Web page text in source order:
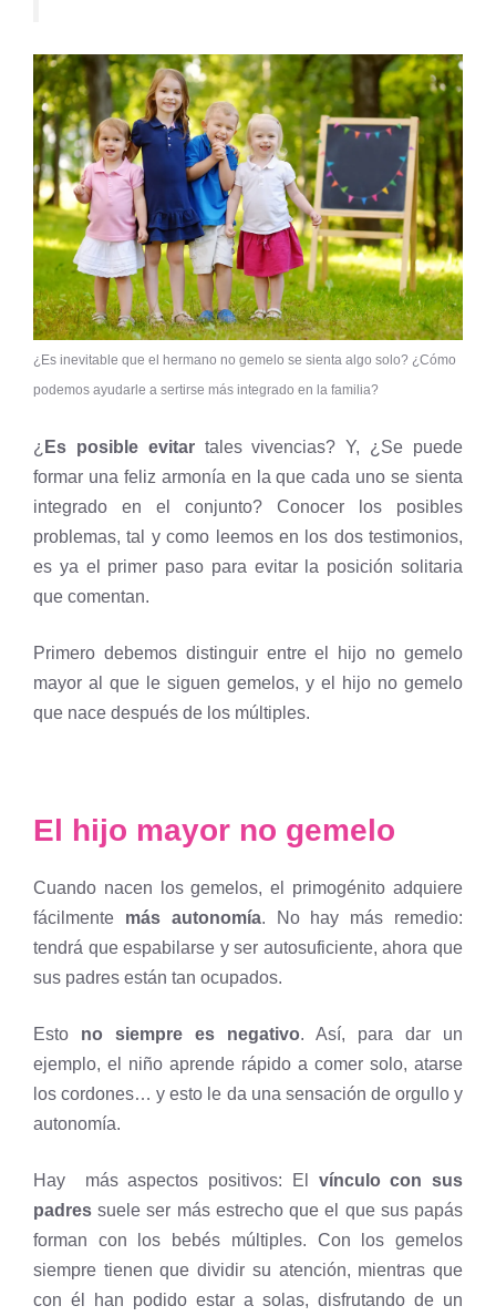
¿Es inevitable que el hermano no gemelo se sienta algo solo? ¿Cómo
podemos ayudarle a sertirse más integrado en la familia?
¿ Es posible evitartales vivencias? Y, ¿Se puede
formar una feliz armonía en la que cada uno se sienta
integrado en el conjunto? Conocer los posibles
problemas, tal y como leemos en los dos testimonios,
es ya el primer paso para evitar la posición solitaria
que comentan.
Primero debemos distinguir entre el hijo no gemelo
mayor al que le siguen gemelos, y el hijo no gemelo
que nace después de los múltiples.
El hijo mayor no gemelo
Cuando nacen los gemelos, el primogénito adquiere
fácilmente más autonomía. No hay más remedio:
tendrá que espabilarse y ser autosuficiente, ahora que
sus padres están tan ocupados.
Esto no siempre es negativo. Así, para dar un
ejemplo, el niño aprende rápido a comer solo, atarse
los cordones… y esto le da una sensación de orgullo y
autonomía.
Hay más aspectos positivos: El vínculo con sus
padres suele ser más estrecho que el que sus papás
forman con los bebés múltiples. Con los gemelos
siempre tienen que dividir su atención, mientras que
con él han podido estar a solas, disfrutando de un